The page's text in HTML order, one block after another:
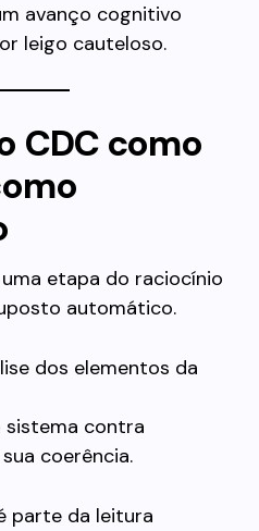
avanço cognitivo
leigo cauteloso.
CDC como
etapa do raciocínio
automático.
dos elementos da
sistema contra
coerência.
parte da leitura